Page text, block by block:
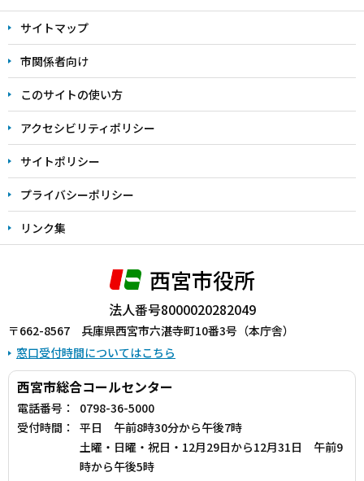
文
こ
こ
ま
で
サイトマップ
市関係者向け
このサイトの使い方
アクセシビリティポリシー
サイトポリシー
プライバシーポリシー
リンク集
西宮市役所
法人番号8000020282049
〒662-8567 兵庫県西宮市六湛寺町10番3号（本庁舎）
窓口受付時間についてはこちら
西宮市総合コールセンター
電話番号：
0798-36-5000
受付時間：
平日 午前8時30分から午後7時
土曜・日曜・祝日・12月29日から12月31日 午前9
時から午後5時